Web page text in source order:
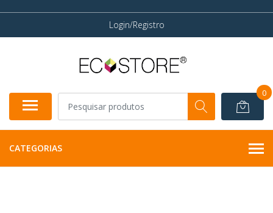
Login/Registro
0
CATEGORIAS